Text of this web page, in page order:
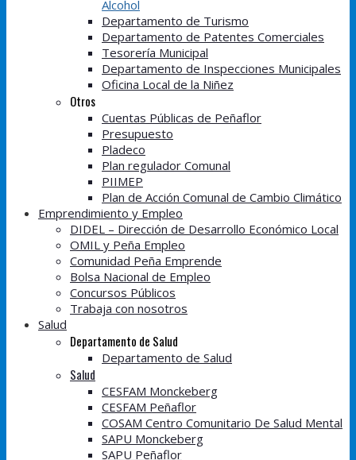
Alcohol
Departamento de Turismo
Departamento de Patentes Comerciales
Tesorería Municipal
Departamento de Inspecciones Municipales
Oficina Local de la Niñez
Otros
Cuentas Públicas de Peñaflor
Presupuesto
Pladeco
Plan regulador Comunal
PIIMEP
Plan de Acción Comunal de Cambio Climático
Emprendimiento y Empleo
DIDEL – Dirección de Desarrollo Económico Local
OMIL y Peña Empleo
Comunidad Peña Emprende
Bolsa Nacional de Empleo
Concursos Públicos
Trabaja con nosotros
Salud
Departamento de Salud
Departamento de Salud
Salud
CESFAM Monckeberg
CESFAM Peñaflor
COSAM Centro Comunitario De Salud Mental
SAPU Monckeberg
SAPU Peñaflor